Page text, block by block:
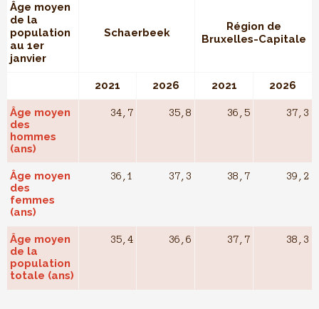
Âge moyen
de la
population
au 1er
janvier
Schaerbeek
Région de
Bruxelles-Capitale
2021 2026 2021 2026
Âge moyen
des
hommes
(ans)
34,7 35,8 36,5 37,3
Âge moyen
des
femmes
(ans)
36,1 37,3 38,7 39,2
Âge moyen
de la
population
totale (ans)
35,4 36,6 37,7 38,3